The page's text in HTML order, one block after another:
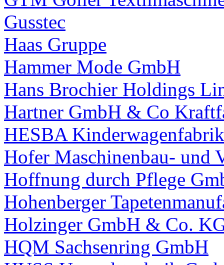
Gusstec
Haas Gruppe
Hammer Mode GmbH
Hans Brochier Holdings
Hartner GmbH & Co
HESBA
Hofer Maschinenbau- und
Hoffnung durch Pflege
Hohenberger
Holzinger GmbH & Co.
HQM Sachsenring GmbH